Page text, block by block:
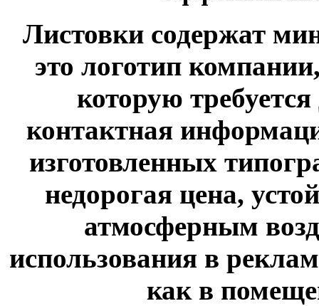
Листовки содержат
это логотип
которую
контактная
изготовленных
недорогая цена,
атмосферным
использования в
как в